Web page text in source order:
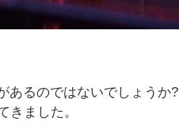
あるのではないでしょうか?
きました。